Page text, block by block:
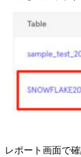
レポート画面で